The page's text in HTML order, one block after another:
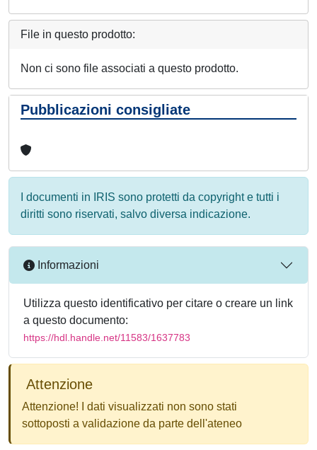
File in questo prodotto:
Non ci sono file associati a questo prodotto.
Pubblicazioni consigliate
I documenti in IRIS sono protetti da copyright e tutti i
diritti sono riservati, salvo diversa indicazione.
Informazioni
Utilizza questo identificativo per citare o creare un link
a questo documento:
https://hdl.handle.net/11583/1637783
Attenzione
Attenzione! I dati visualizzati non sono stati
sottoposti a validazione da parte dell'ateneo